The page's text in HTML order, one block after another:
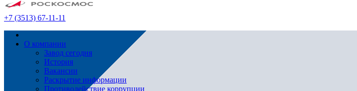
+7 (3513) 67-11-11
О компании
Завод сегодня
История
Вакансии
Раскрытие информации
Противодействие коррупции